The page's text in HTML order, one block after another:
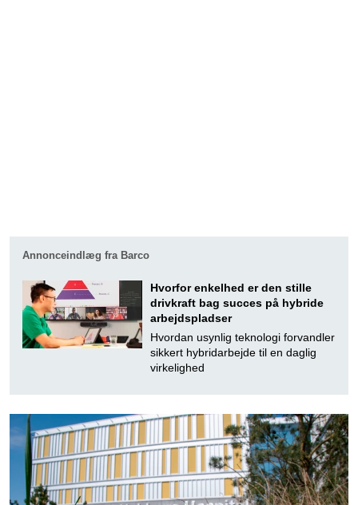
Annonceindlæg fra Barco
Hvorfor enkelhed er den stille
drivkraft bag succes på hybride
arbejdspladser
Hvordan usynlig teknologi forvandler
sikkert hybridarbejde til en daglig
virkelighed